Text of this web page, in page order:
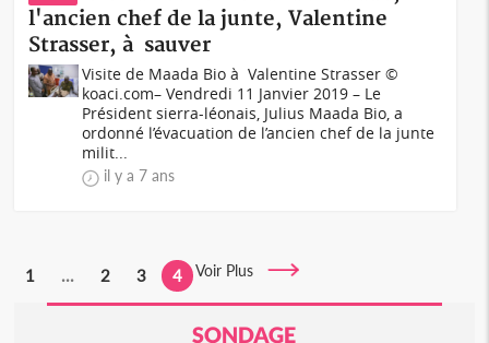
l'ancien chef de la junte, Valentine
Strasser, à sauver
Visite de Maada Bio à Valentine Strasser ©
koaci.com– Vendredi 11 Janvier 2019 – Le
Président sierra-léonais, Julius Maada Bio, a
ordonné l’évacuation de l’ancien chef de la junte
milit...
il y a 7 ans
1 ... 2 3 4 Voir Plus
SONDAGE